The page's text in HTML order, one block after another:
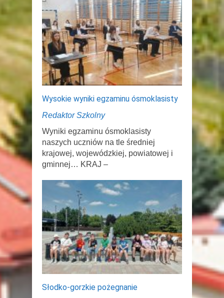
Wysokie wyniki egzaminu ósmoklasisty
Redaktor Szkolny
Wyniki egzaminu ósmoklasisty
naszych uczniów na tle średniej
krajowej, wojewódzkiej, powiatowej i
gminnej… KRAJ –
Słodko-gorzkie pożegnanie